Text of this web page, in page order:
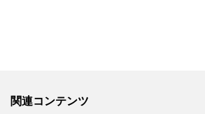
関連コンテンツ